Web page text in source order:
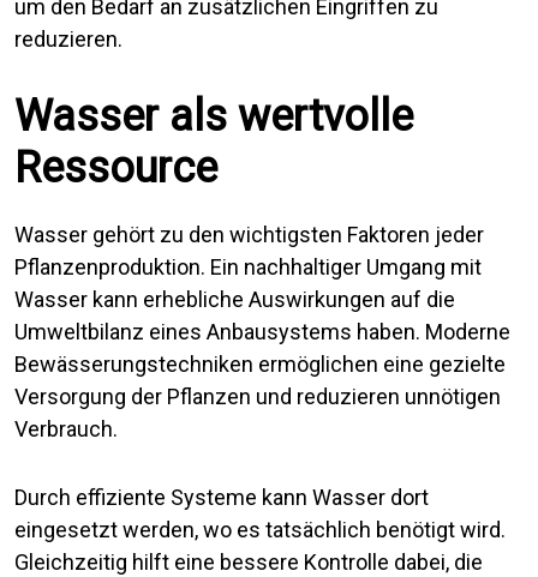
um den Bedarf an zusätzlichen Eingriffen zu
reduzieren.
Wasser als wertvolle
Ressource
Wasser gehört zu den wichtigsten Faktoren jeder
Pflanzenproduktion. Ein nachhaltiger Umgang mit
Wasser kann erhebliche Auswirkungen auf die
Umweltbilanz eines Anbausystems haben. Moderne
Bewässerungstechniken ermöglichen eine gezielte
Versorgung der Pflanzen und reduzieren unnötigen
Verbrauch.
Durch effiziente Systeme kann Wasser dort
eingesetzt werden, wo es tatsächlich benötigt wird.
Gleichzeitig hilft eine bessere Kontrolle dabei, die